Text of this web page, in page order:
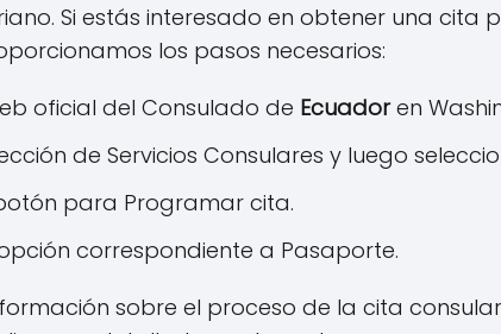
Si estás interesado en obtener una cita
los pasos necesarios:
oficial del Consulado de Ecuadoren
de Servicios Consulares y luego
para Programar cita.
correspondiente a Pasaporte.
sobre el proceso de la cita